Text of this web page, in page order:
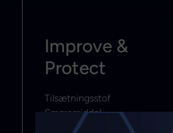
Improve &
Protect
Tilsætningsstof
Smøremiddel